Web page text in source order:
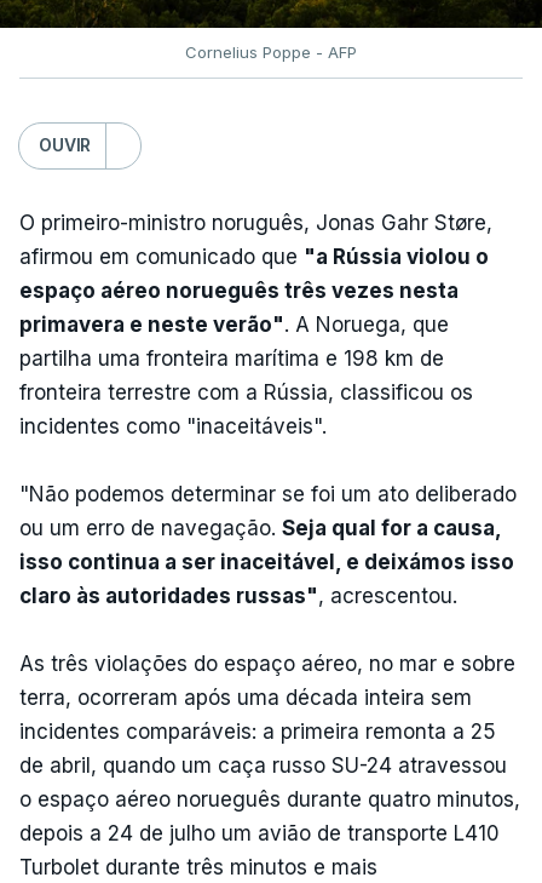
Cornelius Poppe - AFP
OUVIR
O primeiro-ministro noruguês, Jonas Gahr Støre,
afirmou em comunicado que "a Rússia violou o
espaço aéreo norueguês três vezes nesta
primavera e neste verão". A Noruega, que
partilha uma fronteira marítima e 198 km de
fronteira terrestre com a Rússia, classificou os
incidentes como "inaceitáveis".
"Não podemos determinar se foi um ato deliberado
ou um erro de navegação. Seja qual for a causa,
isso continua a ser inaceitável, e deixámos isso
claro às autoridades russas", acrescentou.
As três violações do espaço aéreo, no mar e sobre
terra, ocorreram após uma década inteira sem
incidentes comparáveis: a primeira remonta a 25
de abril, quando um caça russo SU-24 atravessou
o espaço aéreo norueguês durante quatro minutos,
depois a 24 de julho um avião de transporte L410
Turbolet durante três minutos e mais